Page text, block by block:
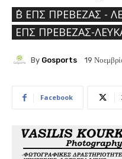
΄Β ΕΠΣ ΠΡΈΒΕΖΑΣ -
ΕΠΣ ΠΡΈΒΕΖΑΣ-
By Gosports 19
Facebook